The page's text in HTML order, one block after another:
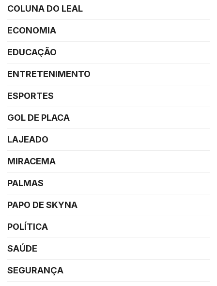
COLUNA DO LEAL
ECONOMIA
EDUCAÇÃO
ENTRETENIMENTO
ESPORTES
GOL DE PLACA
LAJEADO
MIRACEMA
PALMAS
PAPO DE SKYNA
POLÍTICA
SAÚDE
SEGURANÇA